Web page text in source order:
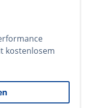
kostenlosem